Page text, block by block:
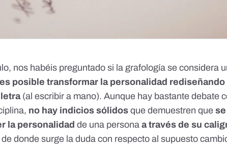
, nos habéis preguntado si la grafología se considera
posible transformar la personalidad rediseñando
(al escribir a mano). Aunque hay bastante debate
no hay indicios sólidos que demuestren que
la personalidad de una personaa través de su
donde surge la duda con respecto al supuesto